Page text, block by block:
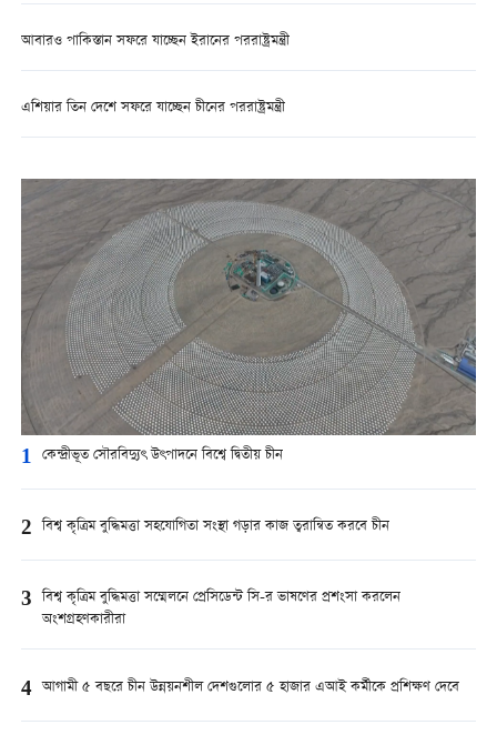
আবারও পাকিস্তান সফরে যাচ্ছেন ইরানের পররাষ্ট্রমন্ত্রী
এশিয়ার তিন দেশে সফরে যাচ্ছেন চীনের পররাষ্ট্রমন্ত্রী
1 কেন্দ্রীভূত সৌরবিদ্যুৎ উৎপাদনে বিশ্বে দ্বিতীয় চীন
2 বিশ্ব কৃত্রিম বুদ্ধিমত্তা সহযোগিতা সংস্থা গড়ার কাজ ত্বরান্বিত করবে চীন
3 বিশ্ব কৃত্রিম বুদ্ধিমত্তা সম্মেলনে প্রেসিডেন্ট সি-র ভাষণের প্রশংসা করলেন
অংশগ্রহণকারীরা
4 আগামী ৫ বছরে চীন উন্নয়নশীল দেশগুলোর ৫ হাজার এআই কর্মীকে প্রশিক্ষণ দেবে